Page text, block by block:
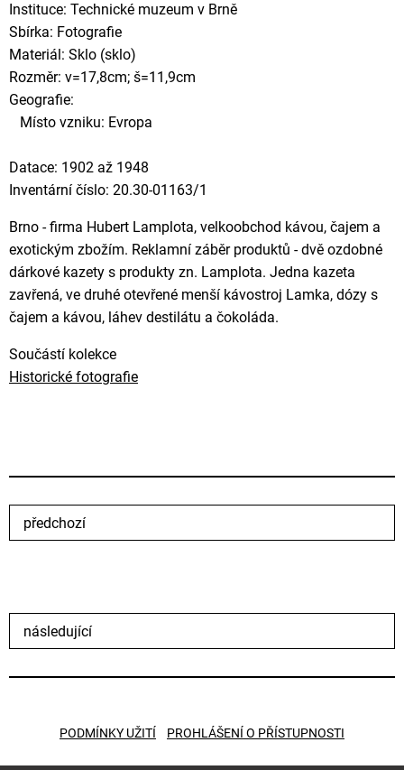
Instituce: Technické muzeum v Brně
Sbírka: Fotografie
Materiál: Sklo (sklo)
Rozměr: v=17,8cm; š=11,9cm
Geografie:
Místo vzniku: Evropa
Datace: 1902 až 1948
Inventární číslo: 20.30-01163/1
Brno - firma Hubert Lamplota, velkoobchod kávou, čajem a
exotickým zbožím. Reklamní záběr produktů - dvě ozdobné
dárkové kazety s produkty zn. Lamplota. Jedna kazeta
zavřená, ve druhé otevřené menší kávostroj Lamka, dózy s
čajem a kávou, láhev destilátu a čokoláda.
Součástí kolekce
Historické fotografie
předchozí
následující
PODMÍNKY UŽITÍ PROHLÁŠENÍ O PŘÍSTUPNOSTI